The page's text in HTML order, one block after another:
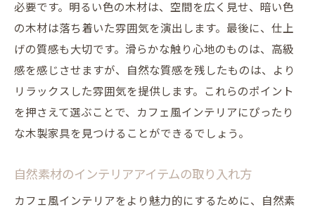
ンジ
木製家具と観葉植物で作る自然な雰囲気の
インテリア
必要です。明るい色の木材は、空間を広く見せ、暗い色
の木材は落ち着いた雰囲気を演出します。最後に、仕上
げの質感も大切です。滑らかな触り心地のものは、高級
感を感じさせますが、自然な質感を残したものは、より
リラックスした雰囲気を提供します。これらのポイント
を押さえて選ぶことで、カフェ風インテリアにぴったり
な木製家具を見つけることができるでしょう。
自然素材のインテリアアイテムの取り入れ方
カフェ風インテリアをより魅力的にするために、自然素